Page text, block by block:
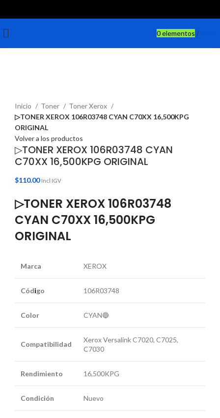
0elementos /
Inicio
Toner
Toner Xerox
▷TONER XEROX 106R03748 CYAN C70XX 16,500KPG
ORIGINAL
Volver a los productos
▷TONER XEROX 106R03748 CYAN
C70XX 16,500KPG ORIGINAL
$110.00 Incl IGV
▷TONER XEROX 106R03748
CYAN C70XX 16,500KPG
ORIGINAL
Marca XEROX
Código 106R03748
Color CYAN🔵
Compatibilidad
Xerox Versalink C7020, C7025,
C7030
Rendimiento 16,500KPG
Condición Nuevo